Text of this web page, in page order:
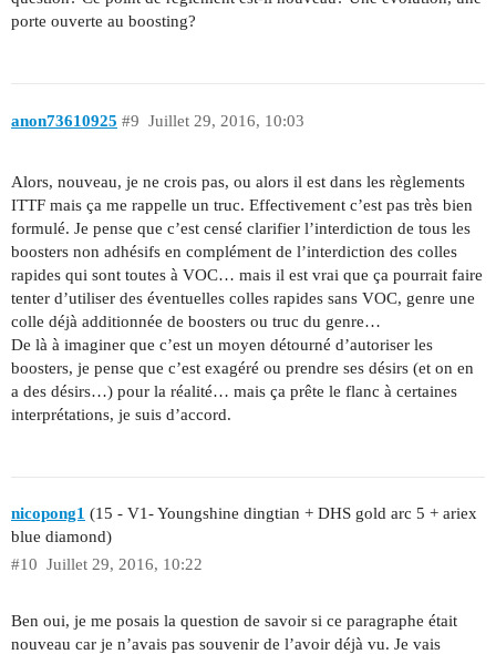
porte ouverte au boosting?
anon73610925 Juillet 29, 2016, 10:03
#9
Alors, nouveau, je ne crois pas, ou alors il est dans les règlements
ITTF mais ça me rappelle un truc. Effectivement c’est pas très bien
formulé. Je pense que c’est censé clarifier l’interdiction de tous les
boosters non adhésifs en complément de l’interdiction des colles
rapides qui sont toutes à VOC… mais il est vrai que ça pourrait faire
tenter d’utiliser des éventuelles colles rapides sans VOC, genre une
colle déjà additionnée de boosters ou truc du genre…
De là à imaginer que c’est un moyen détourné d’autoriser les
boosters, je pense que c’est exagéré ou prendre ses désirs (et on en
a des désirs…) pour la réalité… mais ça prête le flanc à certaines
interprétations, je suis d’accord.
nicopong1 (15 - V1- Youngshine dingtian + DHS gold arc 5 + ariex
blue diamond)
Juillet 29, 2016, 10:22
#10
Ben oui, je me posais la question de savoir si ce paragraphe était
nouveau car je n’avais pas souvenir de l’avoir déjà vu. Je vais